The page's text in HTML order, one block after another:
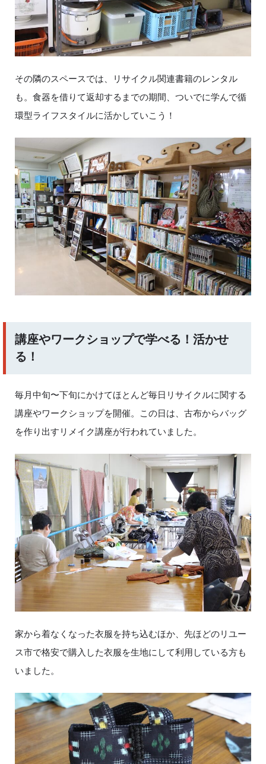
その隣のスペースでは、リサイクル関連書籍のレンタル
も。食器を借りて返却するまでの期間、ついでに学んで循
環型ライフスタイルに活かしていこう！
講座やワークショップで学べる！活かせ
る！
毎月中旬〜下旬にかけてほとんど毎日リサイクルに関する
講座やワークショップを開催。この日は、古布からバッグ
を作り出すリメイク講座が行われていました。
家から着なくなった衣服を持ち込むほか、先ほどのリユー
ス市で格安で購入した衣服を生地にして利用している方も
いました。